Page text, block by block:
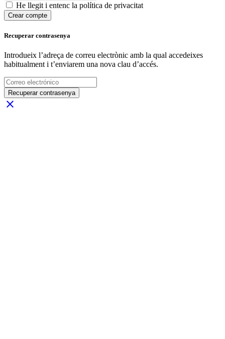
He llegit i entenc la política de privacitat
Crear compte
Recuperar contrasenya
Introdueix l’adreça de correu electrònic amb la qual accedeixes
habitualment i t’enviarem una nova clau d’accés.
Recuperar contrasenya
close